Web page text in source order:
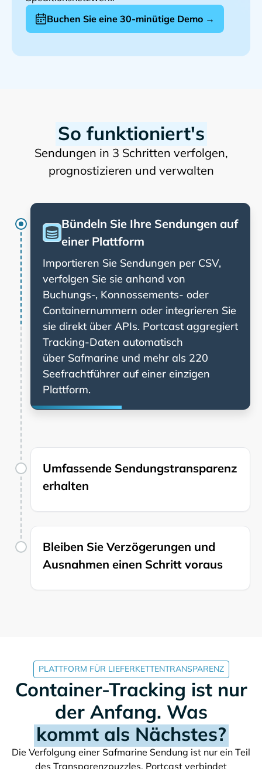
Buchen Sie eine 30-minütige Demo →
So funktioniert's
Sendungen in 3 Schritten verfolgen,
prognostizieren und verwalten
Bündeln Sie Ihre Sendungen auf
einer Plattform
Importieren Sie Sendungen per CSV,
verfolgen Sie sie anhand von
Buchungs-, Konnossements- oder
Containernummern oder integrieren Sie
sie direkt über APIs. Portcast aggregiert
Tracking-Daten automatisch
über
und mehr als 220
Seefrachtführer auf einer einzigen
Plattform.
Umfassende Sendungstransparenz
erhalten
Bleiben Sie Verzögerungen und
Ausnahmen einen Schritt voraus
PLATTFORM FÜR LIEFERKETTENTRANSPARENZ
Container-Tracking ist nur
der Anfang. Was
kommt als Nächstes?
Die Verfolgung einer
Sendung ist nur ein Teil
des Transparenzpuzzles. Portcast verbindet